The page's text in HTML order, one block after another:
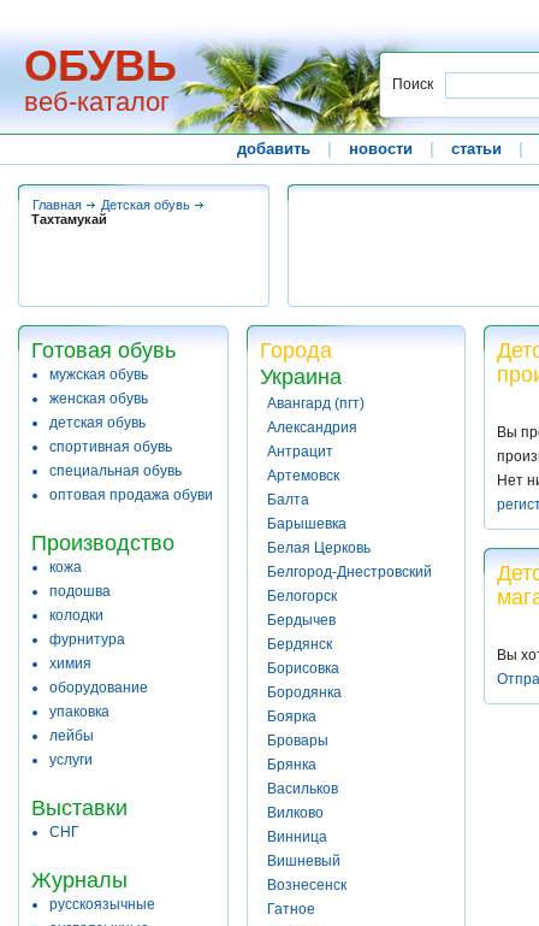
ОБУВЬ
веб-каталог
Поиск
добавить новости статьи
Главная
Детская обувь
Тахтамукай
Готовая обувь
мужская обувь
женская обувь
детская обувь
спортивная обувь
специальная обувь
оптовая продажа обуви
Производство
кожа
подошва
колодки
фурнитура
химия
оборудование
упаковка
лейбы
услуги
Выставки
СНГ
Журналы
русскоязычные
Города
Украина
Авангард (пгт)
Александрия
Антрацит
Артемовск
Балта
Барышевка
Белая Церковь
Белгород-Днестровский
Белогорск
Бердычев
Бердянск
Борисовка
Бородянка
Боярка
Бровары
Брянка
Васильков
Вилково
Винница
Вишневый
Вознесенск
Гатное
Вы
Нет
Вы